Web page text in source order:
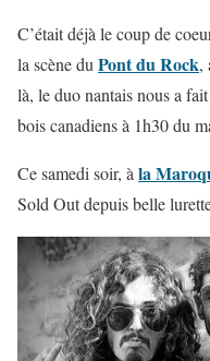
C’était déjà le coup de
la scène du Pont du Rock,
là, le duo nantais nous a
bois canadiens à 1h30 du
Ce samedi soir, à la
Sold Out depuis belle